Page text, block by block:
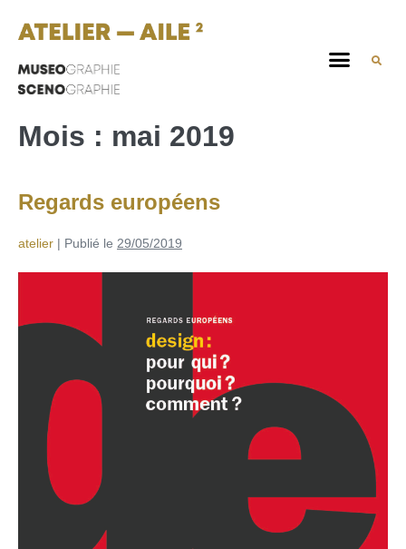
Mois : mai 2019
Regards européens
atelier | Publié le 29/05/2019